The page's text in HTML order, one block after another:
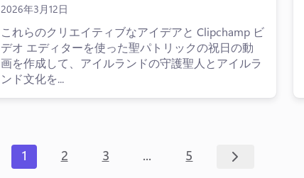
2026年3月12日
これらのクリエイティブなアイデアと Clipchamp ビ
デオ エディターを使った聖パトリックの祝日の動
画を作成して、アイルランドの守護聖人とアイルラ
ンド文化を...
1 2 3 ... 5